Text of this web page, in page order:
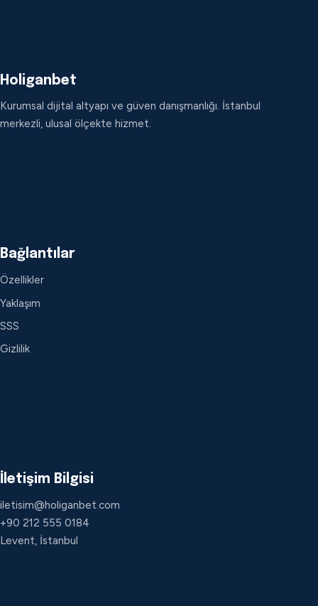
Holiganbet
Kurumsal dijital altyapı ve güven danışmanlığı. İstanbul
merkezli, ulusal ölçekte hizmet.
Bağlantılar
Özellikler
Yaklaşım
SSS
Gizlilik
İletişim Bilgisi
iletisim@holiganbet.com
+90 212 555 0184
Levent, İstanbul